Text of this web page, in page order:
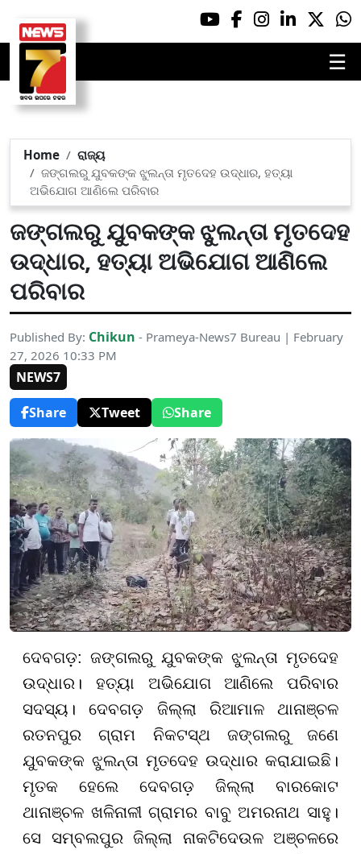
☰
Home
ରାଜ୍ୟ
ଜଙ୍ଗଲରୁ ଯୁବକଙ୍କ ଝୁଲନ୍ତା ମୃତଦେହ ଉଦ୍ଧାର, ହତ୍ୟା
ଅଭିଯୋଗ ଆଣିଲେ ପରିବାର
ଜଙ୍ଗଲରୁ ଯୁବକଙ୍କ ଝୁଲନ୍ତା ମୃତଦେହ
ଉଦ୍ଧାର, ହତ୍ୟା ଅଭିଯୋଗ ଆଣିଲେ
ପରିବାର
Published By: Chikun - Prameya-News7 Bureau | February
27, 2026 10:33 PM
NEWS7
Share
Tweet Share
ଦେବଗଡ଼: ଜଙ୍ଗଲରୁ ଯୁବକଙ୍କ ଝୁଲନ୍ତା ମୃତଦେହ
ଉଦ୍ଧାର। ହତ୍ୟା ଅଭିଯୋଗ ଆଣିଲେ ପରିବାର
ସଦସ୍ୟ। ଦେବଗଡ଼ ଜିଲ୍ଲା ରିଆମାଳ ଥାନାଞ୍ଚଳ
ରତନପୁର ଗ୍ରାମ ନିକଟସ୍ଥ ଜଙ୍ଗଲରୁ ଜଣେ
ଯୁବକଙ୍କ ଝୁଲନ୍ତା ମୃତଦେହ ଉଦ୍ଧାର କରାଯାଇଛି।
ମୃତକ ହେଲେ ଦେବଗଡ଼ ଜିଲ୍ଲା ବାରକୋଟ
ଥାନାଞ୍ଚଳ ଖଳିନାଳୀ ଗ୍ରାମର ବାବୁ ଅମରନାଥ ସାହୁ।
ସେ ସମ୍ବଲପୁର ଜିଲ୍ଲା ନାକଟିଦେଉଳ ଅଞ୍ଚଳରେ